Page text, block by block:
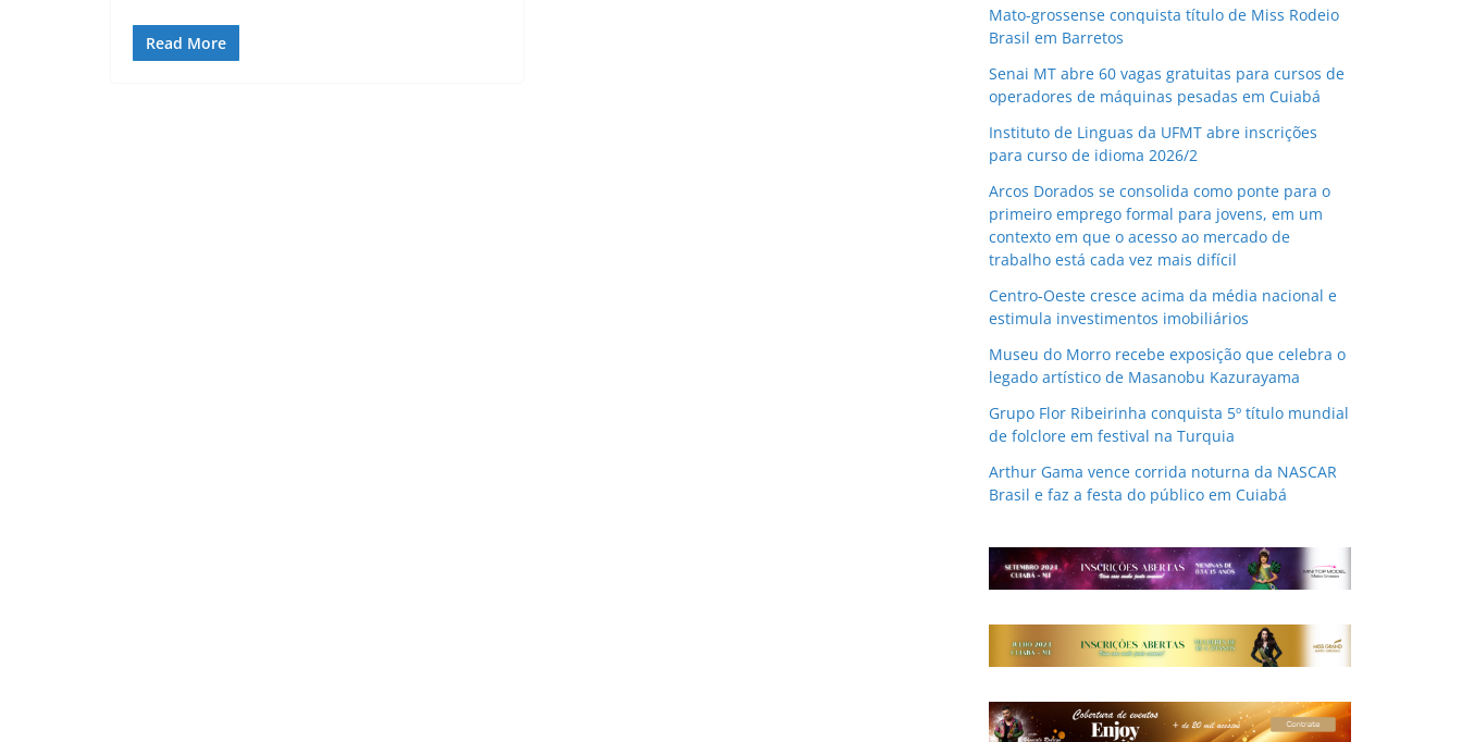
Read More
Mato-grossense conquista título de Miss Rodeio
Brasil em Barretos
Senai MT abre 60 vagas gratuitas para cursos de
operadores de máquinas pesadas em Cuiabá
Instituto de Linguas da UFMT abre inscrições
para curso de idioma 2026/2
Arcos Dorados se consolida como ponte para o
primeiro emprego formal para jovens, em um
contexto em que o acesso ao mercado de
trabalho está cada vez mais difícil
Centro-Oeste cresce acima da média nacional e
estimula investimentos imobiliários
Museu do Morro recebe exposição que celebra o
legado artístico de Masanobu Kazurayama
Grupo Flor Ribeirinha conquista 5º título mundial
de folclore em festival na Turquia
Arthur Gama vence corrida noturna da NASCAR
Brasil e faz a festa do público em Cuiabá